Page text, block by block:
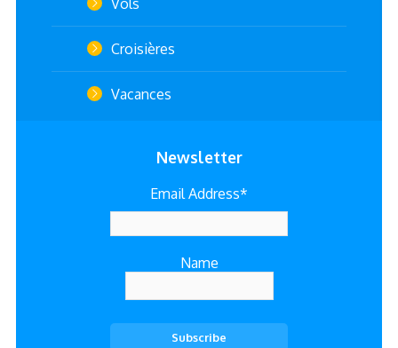
Croisières
Vacances
Newsletter
Email Address*
Name